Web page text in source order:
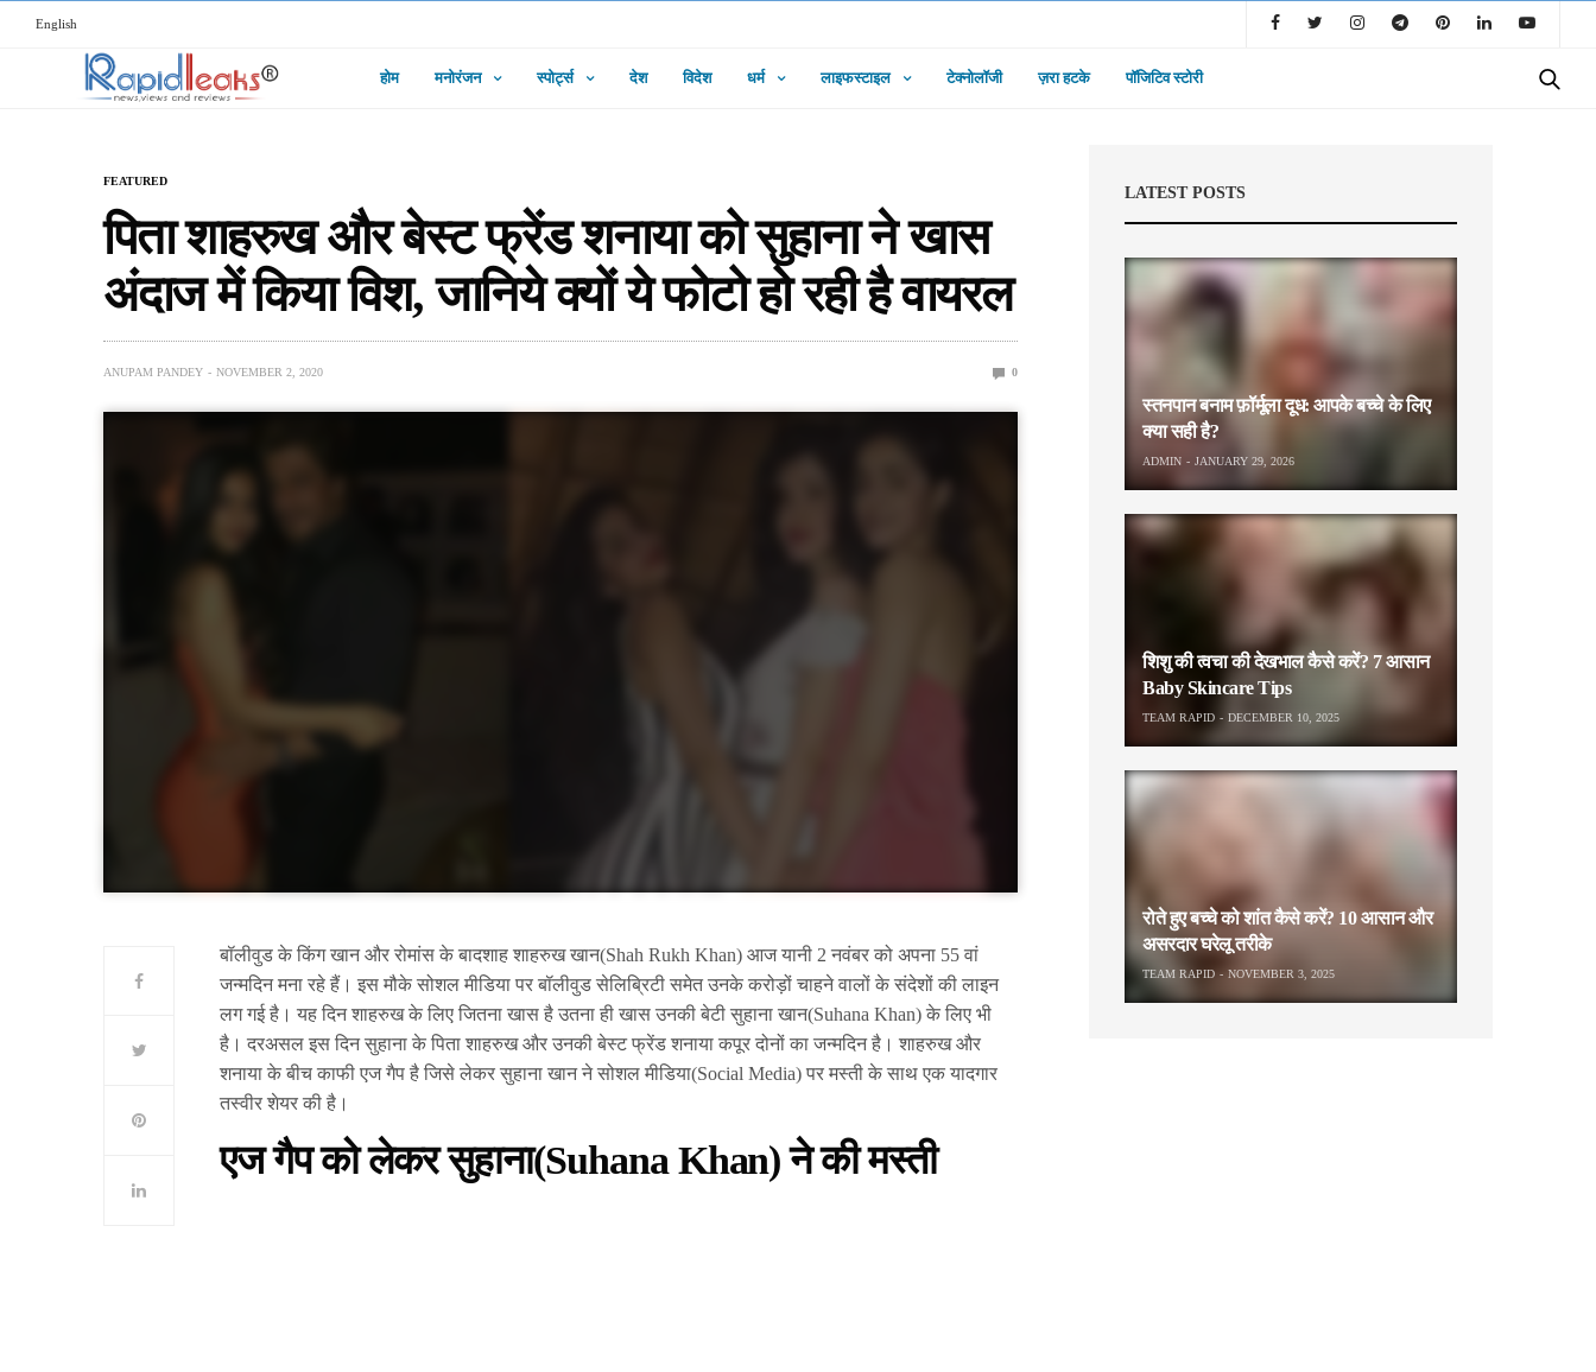
English
होम मनोरंजन स्पोर्ट्स देश विदेश धर्म लाइफस्टाइल टेक्नोलॉजी ज़रा हटके पॉजिटिव स्टोरी
FEATURED
पिता शाहरुख और बेस्ट फ्रेंड शनाया को सुहाना ने खास
अंदाज में किया विश, जानिये क्यों ये फोटो हो रही है वायरल
ANUPAM PANDEY NOVEMBER 2, 2020 0
बॉलीवुड के किंग खान और रोमांस के बादशाह शाहरुख खान(Shah Rukh Khan) आज यानी 2 नवंबर को अपना 55 वां
जन्मदिन मना रहे हैं। इस मौके सोशल मीडिया पर बॉलीवुड सेलिब्रिटी समेत उनके करोड़ों चाहने वालों के संदेशों की लाइन
लग गई है। यह दिन शाहरुख के लिए जितना खास है उतना ही खास उनकी बेटी सुहाना खान(Suhana Khan) के लिए भी
है। दरअसल इस दिन सुहाना के पिता शाहरुख और उनकी बेस्ट फ्रेंड शनाया कपूर दोनों का जन्मदिन है। शाहरुख और
शनाया के बीच काफी एज गैप है जिसे लेकर सुहाना खान ने सोशल मीडिया(Social Media) पर मस्ती के साथ एक यादगार
तस्वीर शेयर की है।
एज गैप को लेकर सुहाना(Suhana Khan) ने की मस्ती
LATEST POSTS
स्तनपान बनाम फ़ॉर्मूला दूध: आपके बच्चे के लिए
क्या सही है?
ADMIN JANUARY 29, 2026
शिशु की त्वचा की देखभाल कैसे करें? 7 आसान
Baby Skincare Tips
TEAM RAPID DECEMBER 10, 2025
रोते हुए बच्चे को शांत कैसे करें? 10 आसान और
असरदार घरेलू तरीके
TEAM RAPID NOVEMBER 3, 2025